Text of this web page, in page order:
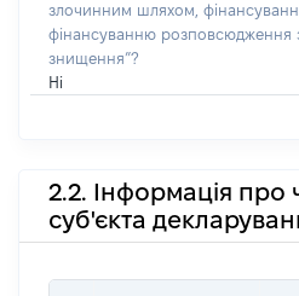
злочинним шляхом,
фінансуванню розповсюдження
знищення”?
Ні
2.2. Інформація про
суб'єкта